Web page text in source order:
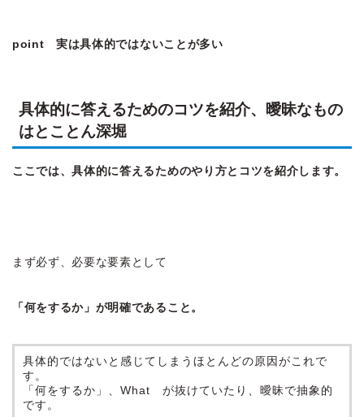
point 実は具体的ではないことが多い
具体的に答えるためのコツを紹介、曖昧なもの
はとことん深堀
ここでは、具体的に答えるためのやり方とコツを紹介します。
まず必ず、必要な要素として
「何をするか」が明確であること。
具体的ではないと感じてしまうほとんどの原因がこれで
す。
「何をするか」、What が抜けていたり、曖昧で抽象的
です。